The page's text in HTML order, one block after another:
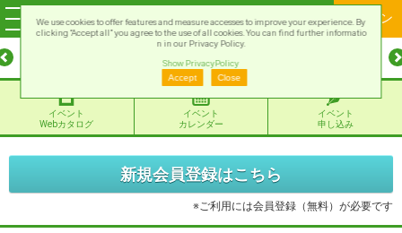
ログイン
イベント
Webカタログ
イベント
カレンダー
イベント
申し込み
新規会員登録はこちら
※ご利用には会員登録（無料）が必要です
We use cookies to offer features and measure accesses to improve your experience. By
clicking “Accept all” you agree to the use of all cookies. You can find further informatio
n in our Privacy Policy.
Show PrivacyPolicy
Accept
Close